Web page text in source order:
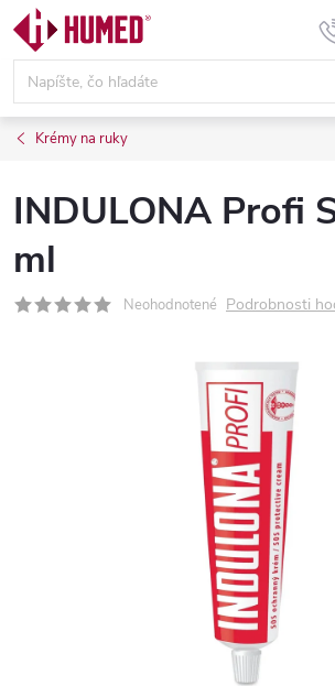
Prejsť
obsah
Krémy na ruky
INDULONA Profi
ml
Neohodnotené Podrobnosti